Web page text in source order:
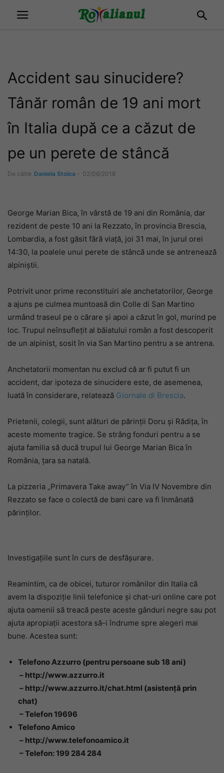
Accident sau sinucidere?
Tânăr român de 19 ani mort
în Italia după ce a căzut de
pe un perete de stâncă
De către Daniela Stoica - 02/06/2018
George Marian Bica, în vârstă de 19 ani din România, dar
rezident de peste 10 ani la Rezzato, în provincia Brescia,
Lombardia, a fost găsit fără viață, joi 31 mai, în jurul orei
14:30, la poalele unui perete de stâncă unde se antrenează
alpiniștii.
Potrivit unor prime reconstituiri ale anchetatorilor, George
a ajuns pe culmea muntoasă din Colle di San Martino
urmând traseul pe o cărare și apoi a căzut în gol, murind pe
loc. Trupul neînsuflețit al băiatului român a fost descoperit
de un alpinist, sosit în via San Martino pentru a se antrena.
Anchetatorii momentan nu exclud că ar fi putut fi un
accident, dar ipoteza de sinucidere este, de asemenea,
luată în considerare, relatează Giornale di Brescia.
Prietenii, colegii, sunt alături de părinții Doru și Rădița, în
aceste momente tragice. Se strâng fonduri pentru a se
ajuta familia să ducă trupul lui George Marian Bica în
România, țara sa natală.
La pizzeria „Primavera Take away” în Via IV Novembre din
Rezzato se face o colectă de bani care va fi înmânată
părinților.
Investigațiile sunt în curs de desfășurare.
Reamintim, ca de obicei, tuturor românilor din Italia că
avem la dispoziție linii telefonice și chat-uri online care pot
ajuta oamenii să treacă peste aceste gânduri negre sau pot
ajuta apropiații acestora să-i îndrume spre alegeri mai
bune. Acestea sunt:
Telefono Azzurro (pentru persoane sub 18 ani)
– http://www.azzurro.it
– http://www.azzurro.it/chat.html (asistenţă prin
chat)
– Telefon 19696
Telefono Amico
– http://www.telefonoamico.it
– Telefon: 199 284 284